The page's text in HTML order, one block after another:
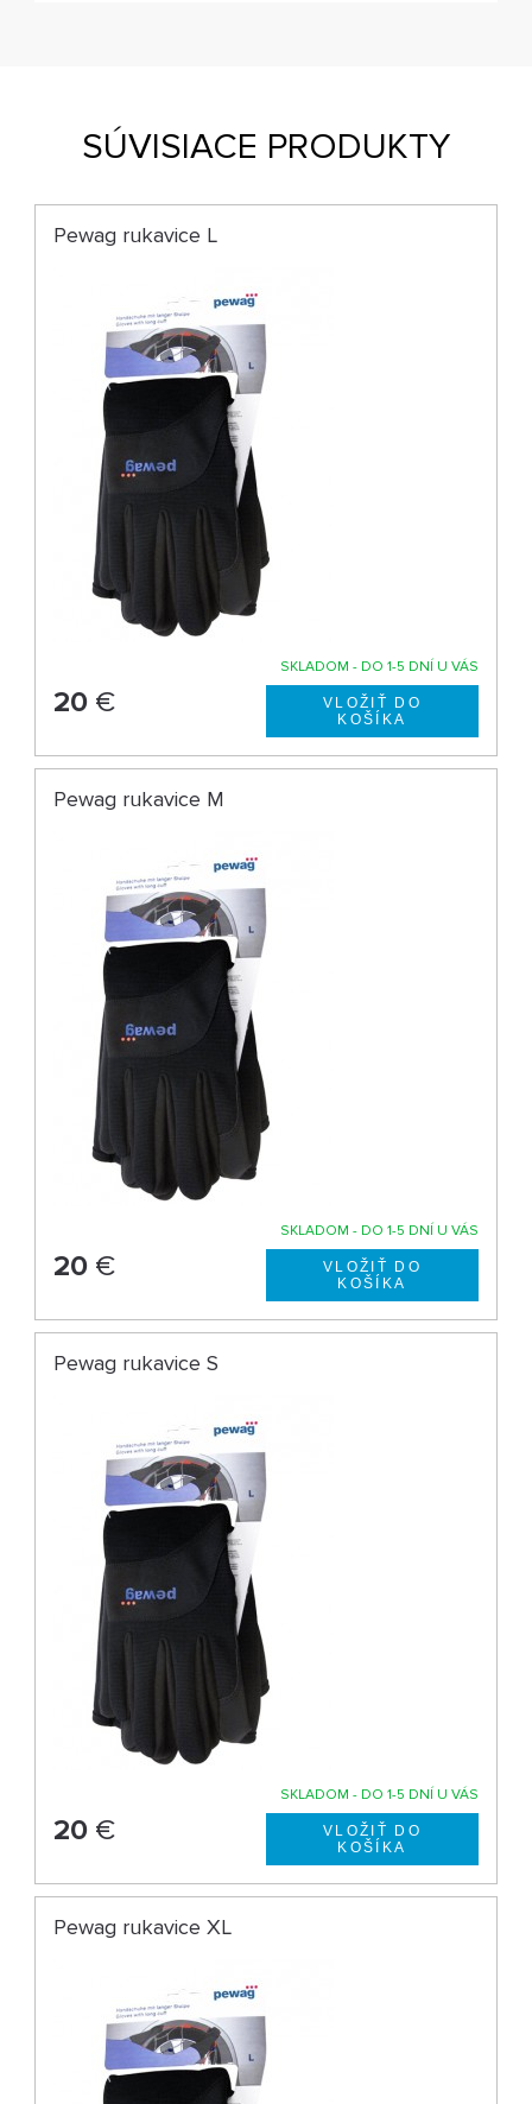
SÚVISIACE PRODUKTY
Pewag rukavice L
SKLADOM - DO 1-5 DNÍ U VÁS
20 €
Pewag rukavice M
SKLADOM - DO 1-5 DNÍ U VÁS
20 €
Pewag rukavice S
SKLADOM - DO 1-5 DNÍ U VÁS
20 €
Pewag rukavice XL